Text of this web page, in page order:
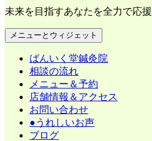
未来を目指すあなたを全力で応援
メニューとウィジェット
ばんいく堂鍼灸院
相談の流れ
メニュー＆予約
店舗情報＆アクセス
お問い合わせ
●うれしいお声
ブログ